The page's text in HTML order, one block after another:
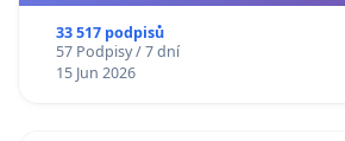
33 517 podpisů
57 Podpisy / 7 dní
15 Jun 2026